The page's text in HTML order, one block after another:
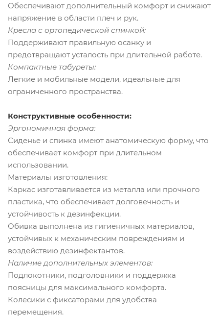
Обеспечивают дополнительный комфорт и снижают
напряжение в области плеч и рук.
Кресла с ортопедической спинкой:
Поддерживают правильную осанку и
предотвращают усталость при длительной работе.
Компактные табуреты:
Легкие и мобильные модели, идеальные для
ограниченного пространства.
Конструктивные особенности:
Эргономичная форма:
Сиденье и спинка имеют анатомическую форму, что
обеспечивает комфорт при длительном
использовании.
Материалы изготовления:
Каркас изготавливается из металла или прочного
пластика, что обеспечивает долговечность и
устойчивость к дезинфекции.
Обивка выполнена из гигиеничных материалов,
устойчивых к механическим повреждениям и
воздействию дезинфектантов.
Наличие дополнительных элементов:
Подлокотники, подголовники и поддержка
поясницы для максимального комфорта.
Колесики с фиксаторами для удобства
перемещения.